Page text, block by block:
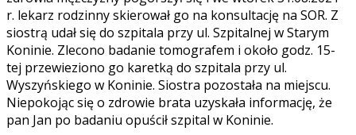
r. lekarz rodzinny skierował go na konsultację na SOR. Z
siostrą udał się do szpitala przy ul. Szpitalnej w Starym
Koninie. Zlecono badanie tomografem i około godz. 15-
tej przewieziono go karetką do szpitala przy ul.
Wyszyńskiego w Koninie. Siostra pozostała na miejscu.
Niepokojąc się o zdrowie brata uzyskała informację, że
pan Jan po badaniu opuścił szpital w Koninie.